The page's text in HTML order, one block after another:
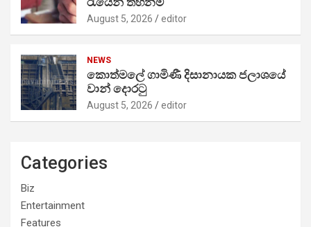
August 5, 2026 editor
NEWS
කොත්මලේ ගාමිණී දිසානායක ජලාශයේ
වාන් දොරටු
August 5, 2026 editor
Categories
Biz
Entertainment
Features